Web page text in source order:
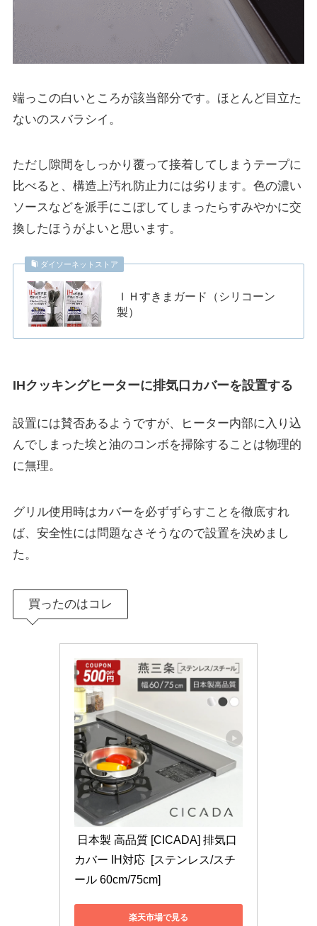
端っこの白いところが該当部分です。ほとんど目立た
ないのスバラシイ。
ただし隙間をしっかり覆って接着してしまうテープに
比べると、構造上汚れ防止力には劣ります。色の濃い
ソースなどを派手にこぼしてしまったらすみやかに交
換したほうがよいと思います。
ダイソーネットストア
ＩＨすきまガード（シリコーン
製）
IHクッキングヒーターに排気口カバーを設置する
設置には賛否あるようですが、ヒーター内部に入り込
んでしまった埃と油のコンボを掃除することは物理的
に無理。
グリル使用時はカバーを必ずずらすことを徹底すれ
ば、安全性には問題なさそうなので設置を決めまし
た。
買ったのはコレ
カバー IH対応  [ステンレス/スチ
ール 60cm/75cm]
楽天市場で見る